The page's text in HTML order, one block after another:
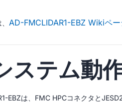
AD-FMCLIDAR1-EBZ Wikiペー
ステム動
EBZは、FMC HPCコネクタと